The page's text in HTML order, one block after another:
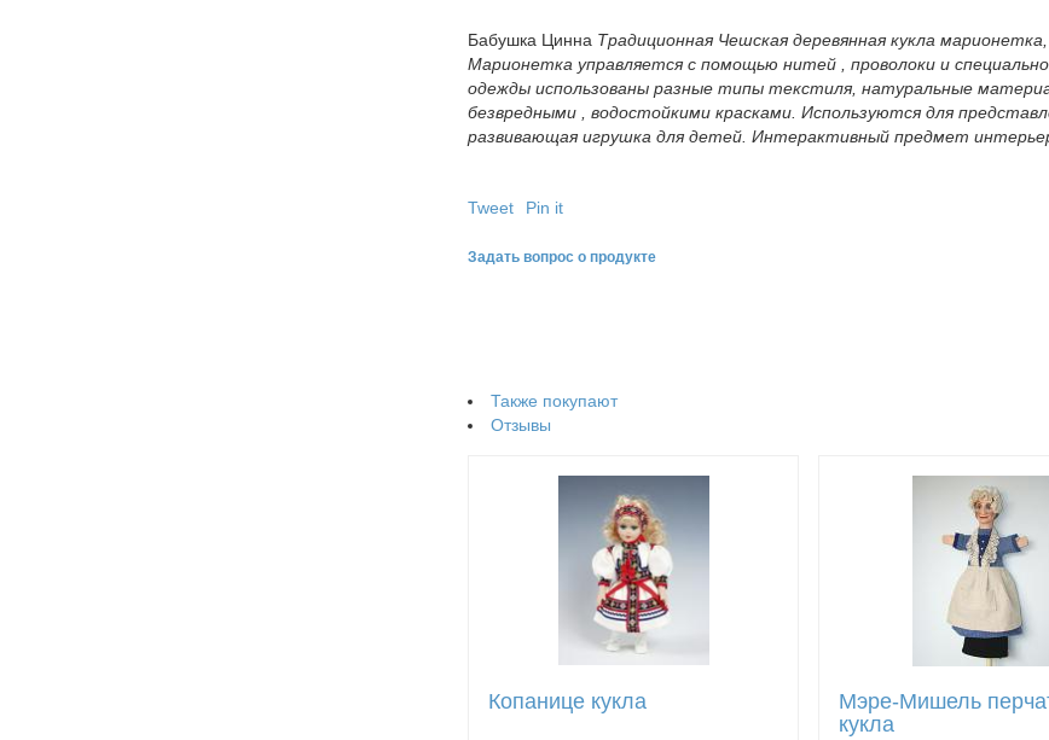
Бабушка Цинна Традиционная Чешская деревянная кукла
Марионетка управляется с помощью нитей , проволоки и
одежды использованы разные типы текстиля, натуральные
безвредными , водостойкими красками. Используются для
развивающая игрушка для детей. Интерактивный предмет
Tweet Pin it
Задать вопрос о продукте
Также покупают
Отзывы
Копанице кукла
Мэре-Мишель
кукла